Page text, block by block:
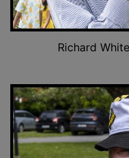
Richard